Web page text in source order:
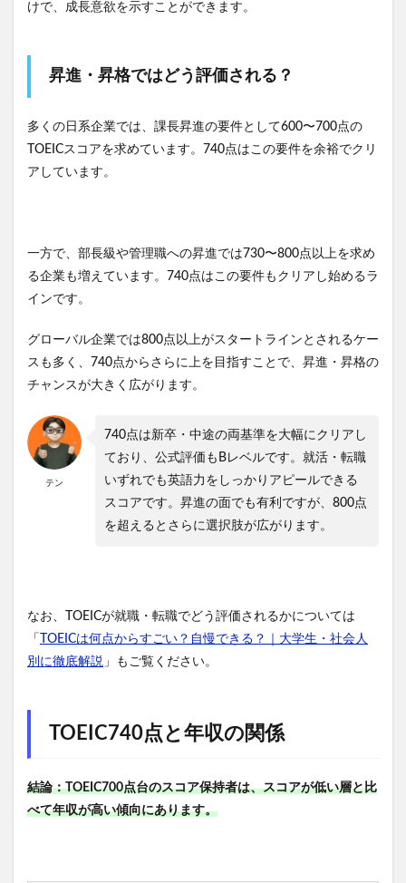
けで、成長意欲を示すことができます。
昇進・昇格ではどう評価される？
多くの日系企業では、課長昇進の要件として600〜700点の
TOEICスコアを求めています。740点はこの要件を余裕でクリ
アしています。
一方で、部長級や管理職への昇進では730〜800点以上を求め
る企業も増えています。740点はこの要件もクリアし始めるラ
インです。
グローバル企業では800点以上がスタートラインとされるケー
スも多く、740点からさらに上を目指すことで、昇進・昇格の
チャンスが大きく広がります。
テン
740点は新卒・中途の両基準を大幅にクリアし
ており、公式評価もBレベルです。就活・転職
いずれでも英語力をしっかりアピールできる
スコアです。昇進の面でも有利ですが、800点
を超えるとさらに選択肢が広がります。
なお、TOEICが就職・転職でどう評価されるかについては
「
TOEICは何点からすごい？自慢できる？｜大学生・社会人
別に徹底解説 」もご覧ください。
TOEIC740点と年収の関係
結論：TOEIC700点台のスコア保持者は、スコアが低い層と比
べて年収が高い傾向にあります。